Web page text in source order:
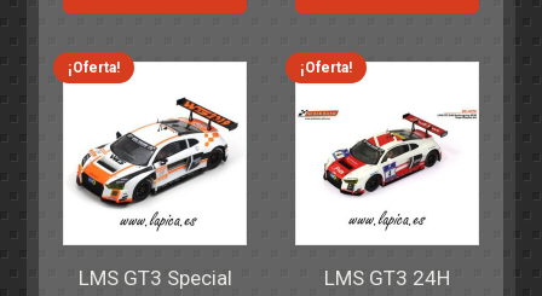
era:
69,55€.
es:
59,95€.
era:
77,60€.
es:
64,95€.
¡Oferta!
LMS GT3 Special
¡Oferta!
LMS GT3 24H